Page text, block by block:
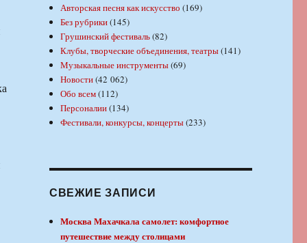
Авторская песня как искусство (169)
Без рубрики(145)
Грушинский фестиваль(82)
Клубы, творческие объединения, театры(141)
Музыкальные инструменты(69)
Новости(42 062)
Обо всем(112)
Персоналии(134)
Фестивали, конкурсы, концерты(233)
СВЕЖИЕ ЗАПИСИ
Москва Махачкала самолет: комфортное
путешествие между столицами